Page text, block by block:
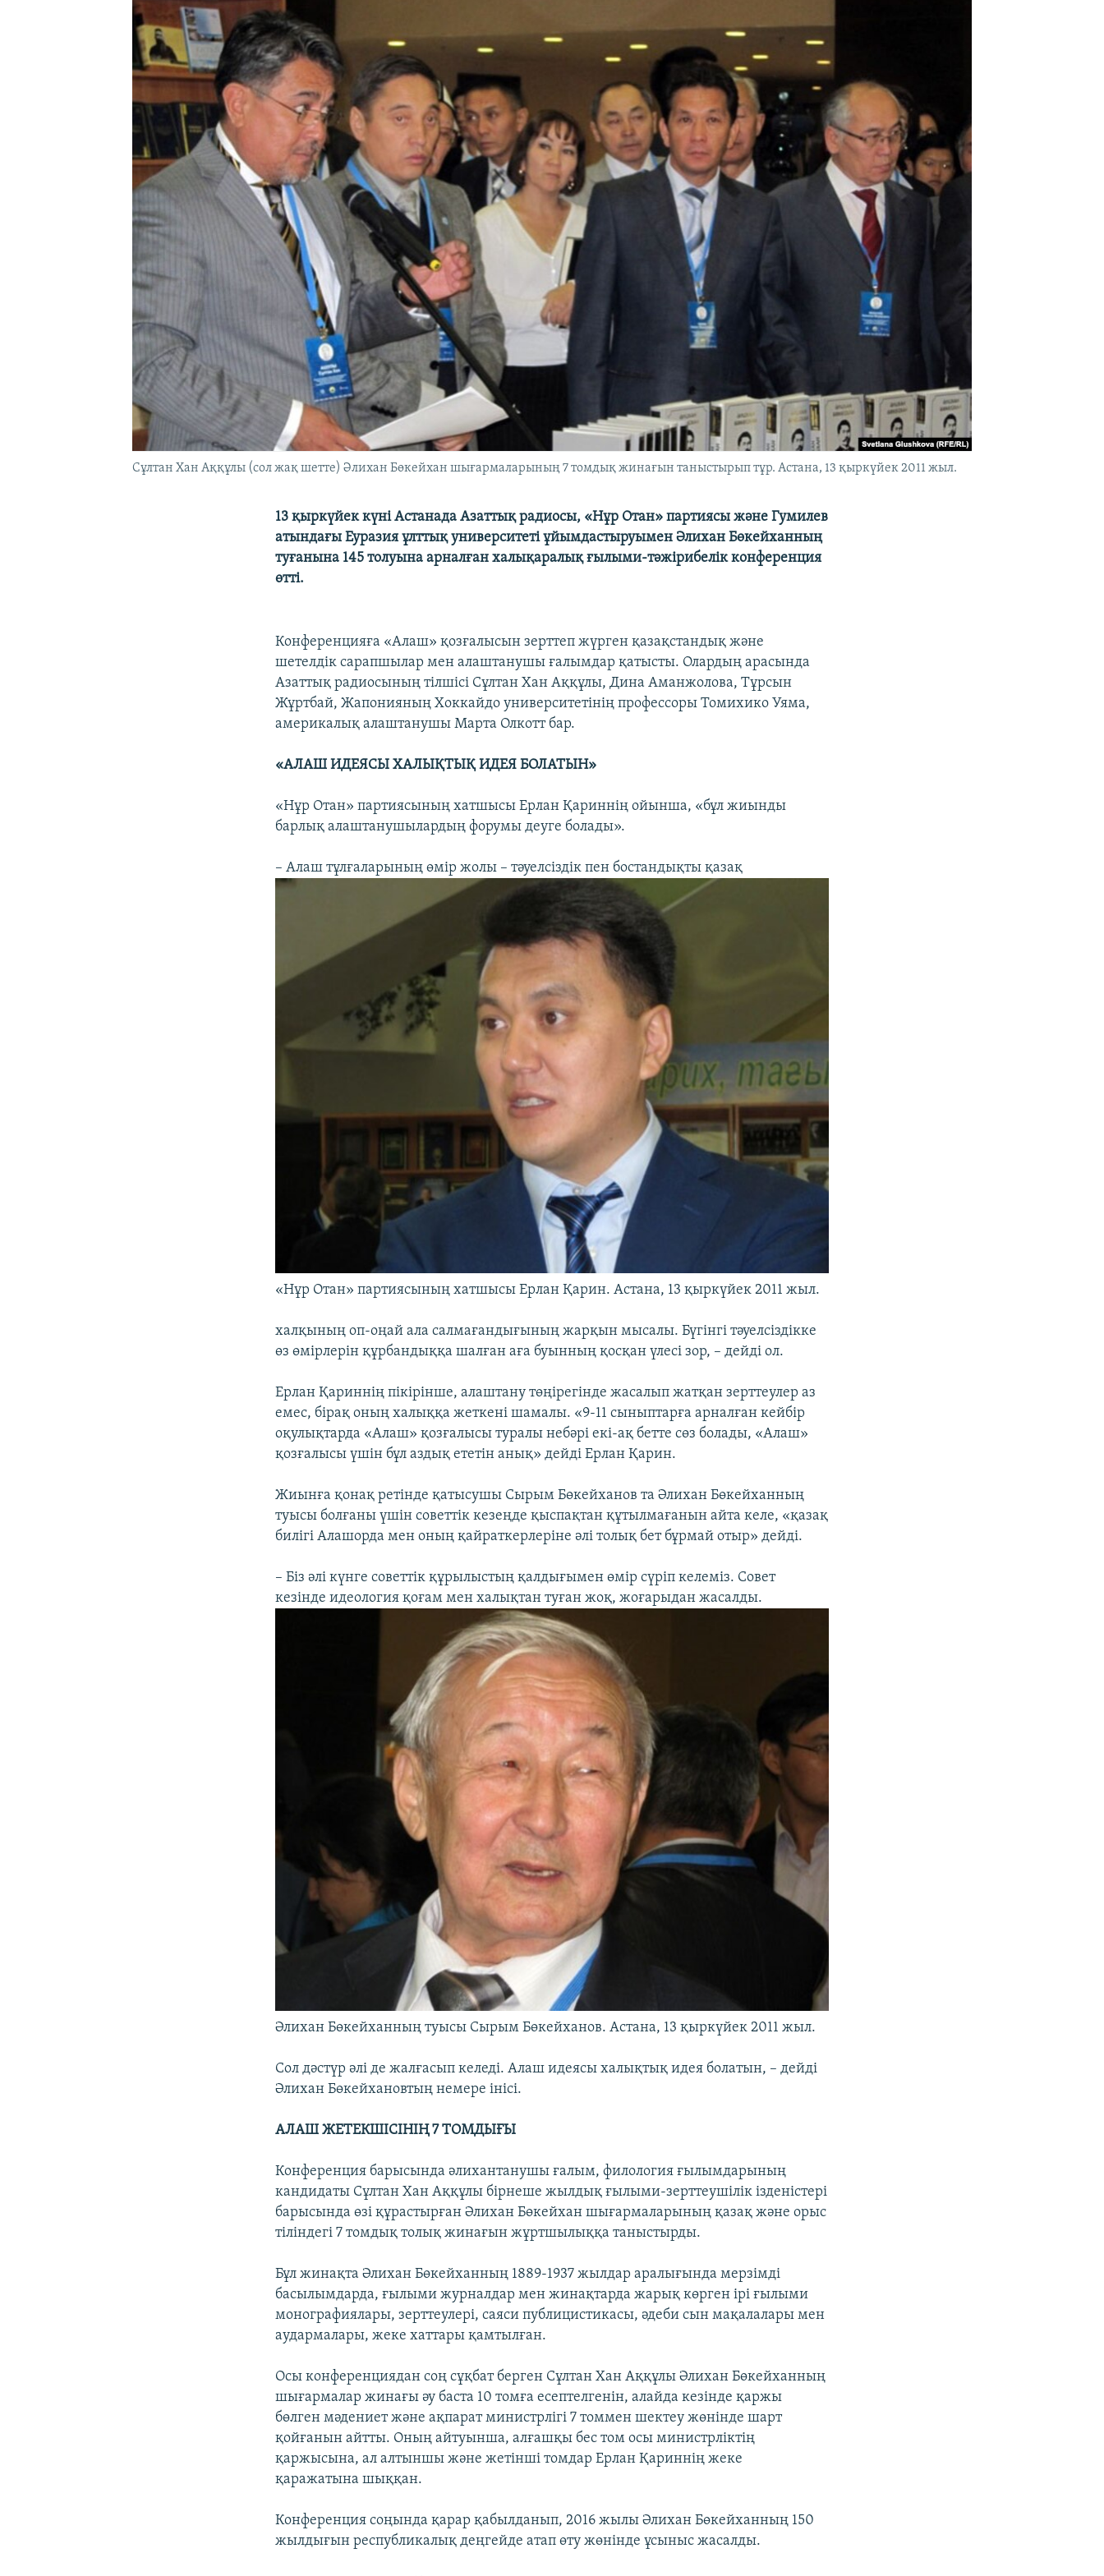
Сұлтан Хан Аққұлы (сол жақ шетте) Әлихан Бөкейхан шығармаларының 7 томдық жинағын таныстырып тұр. Астана, 13 қыркүйек 2011 жыл.
13 қыркүйек күні Астанада Азаттық радиосы, «Нұр Отан» партиясы және Гумилев
атындағы Еуразия ұлттық университеті ұйымдастыруымен Әлихан Бөкейханның
туғанына 145 толуына арналған халықаралық ғылыми-тәжірибелік конференция
өтті.
Конференцияға «Алаш» қозғалысын зерттеп жүрген қазақстандық және
шетелдік сарапшылар мен алаштанушы ғалымдар қатысты. Олардың арасында
Азаттық радиосының тілшісі Сұлтан Хан Аққұлы, Дина Аманжолова, Тұрсын
Жұртбай, Жапонияның Хоккайдо университетінің профессоры Томихико Уяма,
америкалық алаштанушы Марта Олкотт бар.
«АЛАШ ИДЕЯСЫ ХАЛЫҚТЫҚ ИДЕЯ БОЛАТЫН»
«Нұр Отан» партиясының хатшысы Ерлан Қариннің ойынша, «бұл жиынды
барлық алаштанушылардың форумы деуге болады».
– Алаш тұлғаларының өмір жолы – тәуелсіздік пен бостандықты қазақ
«Нұр Отан» партиясының хатшысы Ерлан Қарин. Астана, 13 қыркүйек 2011 жыл.
халқының оп-оңай ала салмағандығының жарқын мысалы. Бүгінгі тәуелсіздікке
өз өмірлерін құрбандыққа шалған аға буынның қосқан үлесі зор, – дейді ол.
Ерлан Қариннің пікірінше, алаштану төңірегінде жасалып жатқан зерттеулер аз
емес, бірақ оның халыққа жеткені шамалы. «9-11 сыныптарға арналған кейбір
оқулықтарда «Алаш» қозғалысы туралы небәрі екі-ақ бетте сөз болады, «Алаш»
қозғалысы үшін бұл аздық ететін анық» дейді Ерлан Қарин.
Жиынға қонақ ретінде қатысушы Сырым Бөкейханов та Әлихан Бөкейханның
туысы болғаны үшін советтік кезеңде қыспақтан құтылмағанын айта келе, «қазақ
билігі Алашорда мен оның қайраткерлеріне әлі толық бет бұрмай отыр» дейді.
– Біз әлі күнге советтік құрылыстың қалдығымен өмір сүріп келеміз. Совет
кезінде идеология қоғам мен халықтан туған жоқ, жоғарыдан жасалды.
Әлихан Бөкейханның туысы Сырым Бөкейханов. Астана, 13 қыркүйек 2011 жыл.
Сол дәстүр әлі де жалғасып келеді. Алаш идеясы халықтық идея болатын, – дейді
Әлихан Бөкейхановтың немере інісі.
АЛАШ ЖЕТЕКШІСІНІҢ 7 ТОМДЫҒЫ
Конференция барысында әлихантанушы ғалым, филология ғылымдарының
кандидаты Сұлтан Хан Аққұлы бірнеше жылдық ғылыми-зерттеушілік ізденістері
барысында өзі құрастырған Әлихан Бөкейхан шығармаларының қазақ және орыс
тіліндегі 7 томдық толық жинағын жұртшылыққа таныстырды.
Бұл жинақта Әлихан Бөкейханның 1889-1937 жылдар аралығында мерзімді
басылымдарда, ғылыми журналдар мен жинақтарда жарық көрген ірі ғылыми
монографиялары, зерттеулері, саяси публицистикасы, әдеби сын мақалалары мен
аудармалары, жеке хаттары қамтылған.
Осы конференциядан соң сұқбат берген Сұлтан Хан Аққұлы Әлихан Бөкейханның
шығармалар жинағы әу баста 10 томға есептелгенін, алайда кезінде қаржы
бөлген мәдениет және ақпарат министрлігі 7 томмен шектеу жөнінде шарт
қойғанын айтты. Оның айтуынша, алғашқы бес том осы министрліктің
қаржысына, ал алтыншы және жетінші томдар Ерлан Қариннің жеке
қаражатына шыққан.
Конференция соңында қарар қабылданып, 2016 жылы Әлихан Бөкейханның 150
жылдығын республикалық деңгейде атап өту жөнінде ұсыныс жасалды.